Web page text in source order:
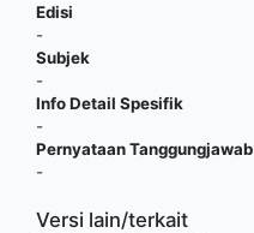
Edisi
-
Subjek
-
Info Detail Spesifik
-
Pernyataan Tanggungjawab
-
Versi lain/terkait